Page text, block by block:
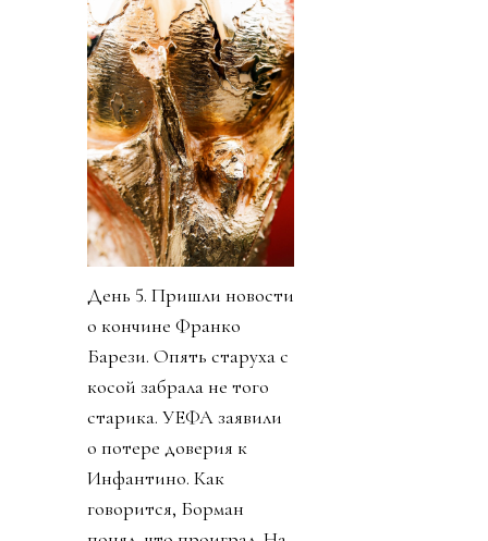
День 5. Пришли новости
о кончине Франко
Барези. Опять старуха с
косой забрала не того
старика. УЕФА заявили
о потере доверия к
Инфантино. Как
говорится, Борман